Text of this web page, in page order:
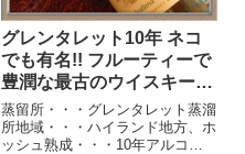
グレンタレット10年 ネコ
でも有名!! フルーティーで
豊潤な最古のウイスキー
GLENTURRET
蒸留所・・・グレンタレット蒸溜
所地域・・・ハイランド地方、ホ
ッシュ熟成・・・10年アルコー